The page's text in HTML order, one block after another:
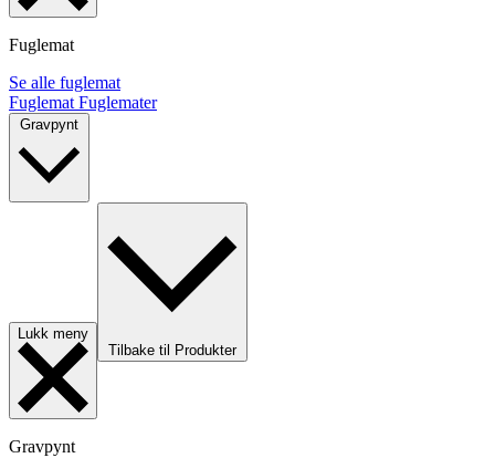
Fuglemat
Se alle fuglemat
Fuglemat Fuglemater
Lukk meny
Tilbake til Produkter
Gravpynt